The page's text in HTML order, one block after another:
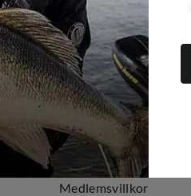
Om oss
Om Out Fishing
Operation Goksjø
Hållbarhet
Öppenhet
Kundklubb
Medlemsvillkor